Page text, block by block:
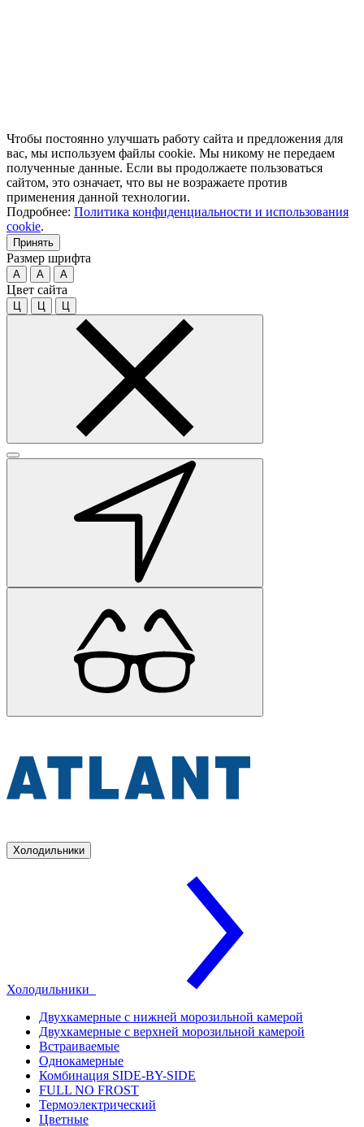
Чтобы постоянно улучшать работу сайта и предложения для
вас, мы используем файлы cookie. Мы никому не передаем
полученные данные. Если вы продолжаете пользоваться
сайтом, это означает, что вы не возражаете против
применения данной технологии.
Подробнее: Политика конфиденциальности и использования
cookie.
Принять
Размер шрифта
A A A
Цвет сайта
Ц Ц Ц
Холодильники
Холодильники
Двухкамерные с нижней морозильной камерой
Двухкамерные с верхней морозильной камерой
Встраиваемые
Однокамерные
Комбинация SIDE-BY-SIDE
FULL NO FROST
Термоэлектрический
Цветные